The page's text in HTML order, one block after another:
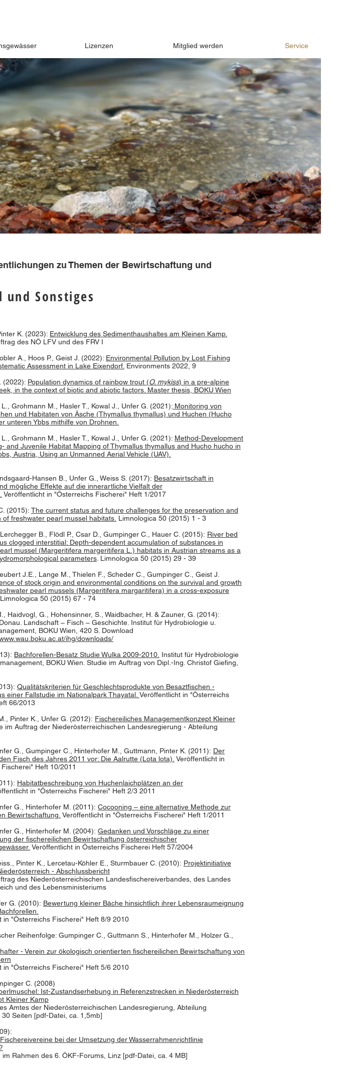
Lizenzen Mitglied werden Service
zu Themen der Bewirtschaftung und
Sonstiges
K. (2023): Entwicklung des Sedimenthaushaltes am Kleinen Kamp.
des NÖ LFV und des FRV I
A., Hoos P., Geist J. (2022): Environmental Pollution by Lost Fishing
Assessment in Lake Eixendorf. Environments 2022, 9
(2022): Population dynamics of rainbow trout (O. mykiss) in a pre-alpine
in the context of biotic and abiotic factors. Master thesis, BOKU Wien
Grohmann M., Hasler T., Kowal J., Unfer G. (2021): Monitoring von
und Habitaten von Äsche (Thymallus thymallus) und Huchen (Hucho
unteren Ybbs mithilfe von Drohnen.
Grohmann M., Hasler T., Kowal J., Unfer G. (2021): Method-Development
and Juvenile Habitat Mapping of Thymallus thymallus and Hucho hucho in
Austria, Using an Unmanned Aerial Vehicle (UAV).
Hansen B., Unfer G., Weiss S. (2017): Besatzwirtschaft in
mögliche Effekte auf die innerartliche Vielfalt der
Veröffentlicht in "Österreichs Fischerei" Heft 1/2017
(2015): The current status and future challenges for the preservation and
of freshwater pearl mussel habitats. Limnologica 50 (2015) 1 - 3
B., Flödl P., Csar D., Gumpinger C., Hauer C. (2015): River bed
clogged interstitial: Depth-dependent accumulation of substances in
mussel (Margeritifera margeritifera L.) habitats in Austrian streams as a
parameters . Limnologica 50 (2015) 29 - 39
J.E., Lange M., Thielen F., Scheder C., Gumpinger C., Geist J.
of stock origin and environmental conditions on the survival and growth
pearl mussels (Margeritifera margaritifera) in a cross-exposure
Limnologica 50 (2015) 67 - 74
Haidvogl, G., Hohensinner, S., Waidbacher, H. & Zauner, G. (2014):
Landschaft – Fisch – Geschichte. Institut für Hydrobiologie u.
BOKU Wien, 420 S. Download
ihg/downloads/
Bachforellen-Besatz Studie Wulka 2009-2010. Institut für Hydrobiologie
BOKU Wien. Studie im Auftrag von Dipl.-Ing. Christof Giefing,
Qualitätskriterien für Geschlechtsprodukte von Besaztfischen -
einer Fallstudie im Nationalpark Thayatal. Veröffentlicht in "Österreichs
66/2013
Pinter K., Unfer G. (2012): Fischereiliches Managementkonzept Kleiner
im Auftrag der Niederösterreichischen Landesregierung - Abteilung
G., Gumpinger C., Hinterhofer M., Guttmann, Pinter K. (2011): Der
Fisch des Jahres 2011 vor: Die Aalrutte (Lota lota). Veröffentlicht in
Heft 10/2011
Habitatbeschreibung von Huchenlaichplätzen an der
in "Österreichs Fischerei" Heft 2/3 2011
G., Hinterhofer M. (2011): Cocooning – eine alternative Methode zur
Bewirtschaftung. Veröffentlicht in "Österreichs Fischerei" Heft 1/2011
G., Hinterhofer M. (2004): Gedanken und Vorschläge zu einer
der fischereilichen Bewirtschaftung österreichischer
Veröffentlicht in Österreichs Fischerei Heft 57/2004
Pinter K., Lercetau-Köhler E., Sturmbauer C. (2010): Projektinitiative
- Abschlussbericht
des Niederösterreichischen Landesfischereiverbandes, des Landes
und des Lebensministeriums
G. (2010): Bewertung kleiner Bäche hinsichtlich ihrer Lebensraumeignung
in "Österreichs Fischerei" Heft 8/9 2010
Reihenfolge: Gumpinger C., Guttmann S., Hinterhofer M., Holzer G.,
- Verein zur ökologisch orientierten fischereilichen Bewirtschaftung von
in "Österreichs Fischerei" Heft 5/6 2010
C. (2008)
Ist-Zustandserhebung in Referenzstrecken in Niederösterreich
Kleiner Kamp
Amtes der Niederösterreichischen Landesregierung, Abteilung
30 Seiten [pdf-Datei, ca. 1,5mb]
bei der Umsetzung der Wasserrahmenrichtlinie
im Rahmen des 6. ÖKF-Forums, Linz [pdf-Datei, ca. 4 MB]